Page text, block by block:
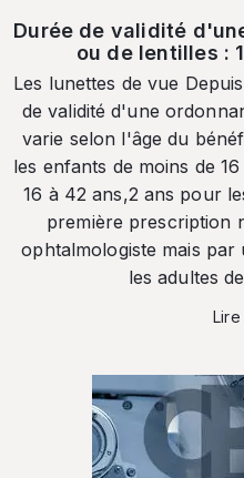
Durée de validité
ou de lentilles :
Les lunettes de vue
de validité d'une
varie selon l'âge du
les enfants de moins de
16 à 42 ans,2 ans pour
première prescription
ophtalmologiste mais
les adultes
Lire